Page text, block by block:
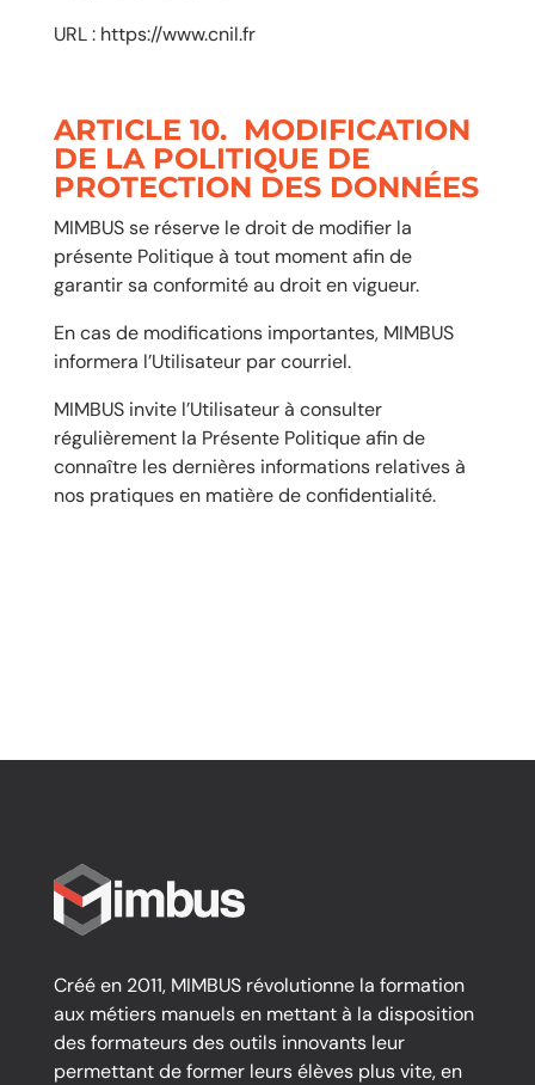
URL : https://www.cnil.fr
ARTICLE 10. MODIFICATION
DE LA POLITIQUE DE
PROTECTION DES DONNÉES
MIMBUS se réserve le droit de modifier la
présente Politique à tout moment afin de
garantir sa conformité au droit en vigueur.
En cas de modifications importantes, MIMBUS
informera l’Utilisateur par courriel.
MIMBUS invite l’Utilisateur à consulter
régulièrement la Présente Politique afin de
connaître les dernières informations relatives à
nos pratiques en matière de confidentialité.
Créé en 2011, MIMBUS révolutionne la formation
aux métiers manuels en mettant à la disposition
des formateurs des outils innovants leur
permettant de former leurs élèves plus vite, en